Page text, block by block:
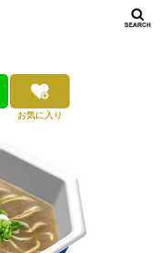
お気に入り